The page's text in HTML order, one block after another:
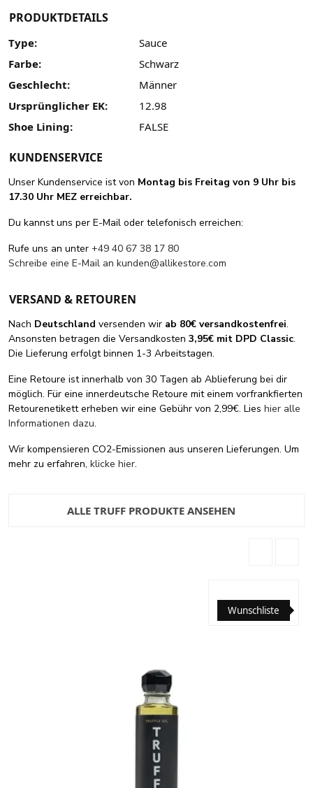
PRODUKTDETAILS
Type:
Sauce
Farbe:
Schwarz
Geschlecht:
Männer
Ursprünglicher EK:
12.98
Shoe Lining:
FALSE
KUNDENSERVICE
Unser Kundenservice ist von Montag bis Freitag von 9 Uhr bis
17.30 Uhr MEZ erreichbar.
Du kannst uns per E-Mail oder telefonisch erreichen:
Rufe uns an unter +49 40 67 38 17 80
Schreibe eine E-Mail an kunden@allikestore.com
VERSAND & RETOUREN
Nach Deutschland versenden wir ab 80€ versandkostenfrei.
Ansonsten betragen die Versandkosten 3,95€ mit DPD Classic.
Die Lieferung erfolgt binnen 1-3 Arbeitstagen.
Eine Retoure ist innerhalb von 30 Tagen ab Ablieferung bei dir
möglich. Für eine innerdeutsche Retoure mit einem vorfrankfierten
Retourenetikett erheben wir eine Gebühr von 2,99€. Lies hier alle
Informationen dazu.
Wir kompensieren CO2-Emissionen aus unseren Lieferungen. Um
mehr zu erfahren, klicke hier.
ALLE TRUFF PRODUKTE ANSEHEN
Wunschliste